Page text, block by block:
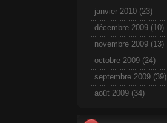
janvier 2010 (23)
décembre 2009 (10)
novembre 2009 (13)
octobre 2009 (24)
septembre 2009 (39)
août 2009 (34)